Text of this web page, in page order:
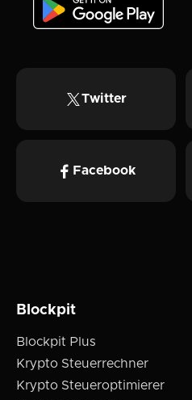
Twitter
Facebook
Blockpit
Blockpit Plus
Krypto Steuerrechner
Krypto Steueroptimierer